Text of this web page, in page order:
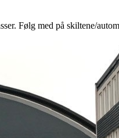
Følg med på skiltene/